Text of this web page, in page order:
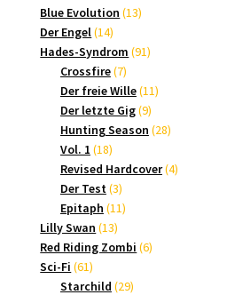
Produkte
Blue Evolution 1313
Der Engel 1414
Produkte
Hades-Syndrom 9191
Crossfire 77
Produkte
Der freie Wille 1111
Der letzte Gig 99
Produkte
Hunting Season 2828
Vol. 1 1818
Produkte
Revised Hardcover 44
Der Test 33
Produkte
Epitaph 1111
Lilly Swan 1313
Produkte
Red Riding Zombi 66
Sci-Fi 6161
Produkte
Starchild 2929